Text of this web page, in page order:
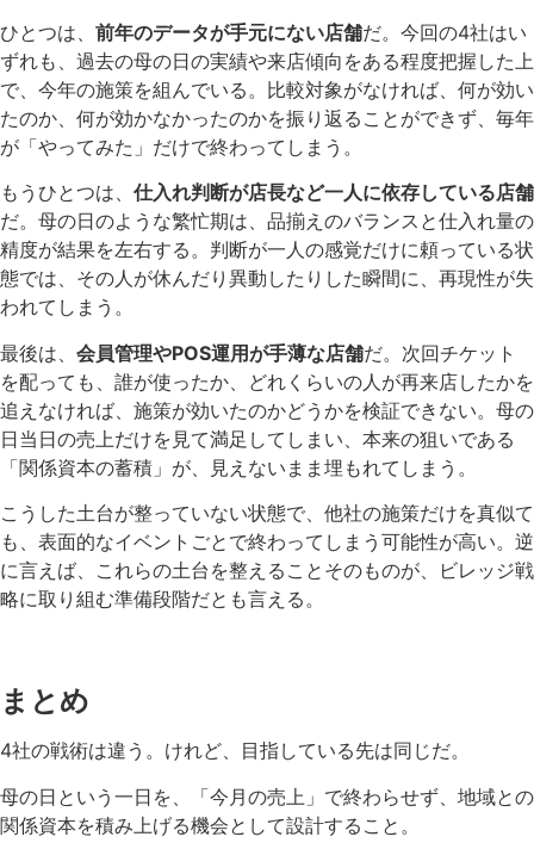
ひとつは、 前年のデータが手元にない店舗だ。今回の4社はい
ずれも、過去の母の日の実績や来店傾向をある程度把握した上
で、今年の施策を組んでいる。比較対象がなければ、何が効い
たのか、何が効かなかったのかを振り返ることができず、毎年
が「やってみた」だけで終わってしまう。
もうひとつは、 仕入れ判断が店長など一人に依存している店舗
だ。母の日のような繁忙期は、品揃えのバランスと仕入れ量の
精度が結果を左右する。判断が一人の感覚だけに頼っている状
態では、その人が休んだり異動したりした瞬間に、再現性が失
われてしまう。
最後は、 会員管理やPOS運用が手薄な店舗だ。次回チケット
を配っても、誰が使ったか、どれくらいの人が再来店したかを
追えなければ、施策が効いたのかどうかを検証できない。母の
日当日の売上だけを見て満足してしまい、本来の狙いである
「関係資本の蓄積」が、見えないまま埋もれてしまう。
こうした土台が整っていない状態で、他社の施策だけを真似て
も、表面的なイベントごとで終わってしまう可能性が高い。逆
に言えば、これらの土台を整えることそのものが、ビレッジ戦
略に取り組む準備段階だとも言える。
まとめ
4社の戦術は違う。けれど、目指している先は同じだ。
母の日という一日を、「今月の売上」で終わらせず、地域との
関係資本を積み上げる機会として設計すること。